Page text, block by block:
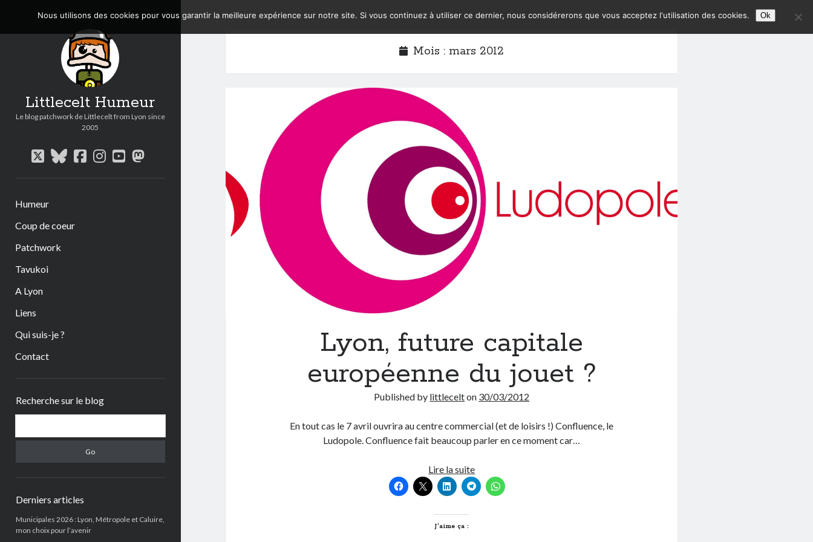
Littlecelt Humeur
Le blog patchwork de Littlecelt from Lyon since
2005
twitterbluesky
facebook
instagram
youtube
mastodon
Humeur
Coup de coeur
Patchwork
Tavukoi
A Lyon
Liens
Qui suis-je ?
Contact
Recherche sur le blog
Derniers articles
Municipales 2026 : Lyon, Métropole et Caluire,
mon choix pour l’avenir
Mois : mars 2012
Lyon, future capitale
européenne du jouet ?
Published by littlecelton 30/03/2012
En tout cas le 7 avril ouvrira au centre commercial (et de loisirs !) Confluence, le
Ludopole. Confluence fait beaucoup parler en ce moment car…
Lire la suiteLyon,
future
capitale
J’aime ça :
Nous utilisons des cookies pour vous garantir la meilleure expérience sur notre site. Si vous continuez à utiliser ce dernier, nous considérerons que vous acceptez l'utilisation des cookies. Ok